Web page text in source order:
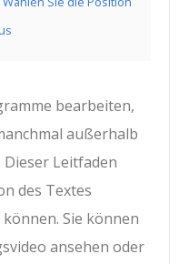
bearbeiten,
außerhalb
Leitfaden
des Textes
Sie können
ansehen oder